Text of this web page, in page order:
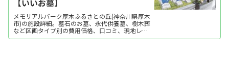
【いいお墓】
メモリアルパーク厚木ふるさとの丘(神奈川県厚木
市)の施設詳細。墓石のお墓、永代供養墓、樹木葬
など区画タイプ別の費用価格、口コミ、現地レポ
ート、地図・アクセス・駐車場情報などを掲載。